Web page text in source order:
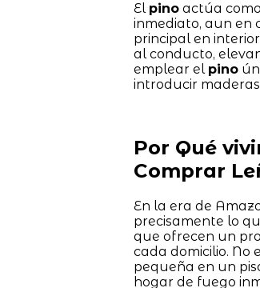
El pinoactúa como
inmediato, aun en
principal en
al conducto,
emplear el pino
introducir
Por Qué
Comprar
En la era de
precisamente lo
que ofrecen un
cada domicilio. No
pequeña en un
hogar de fuego